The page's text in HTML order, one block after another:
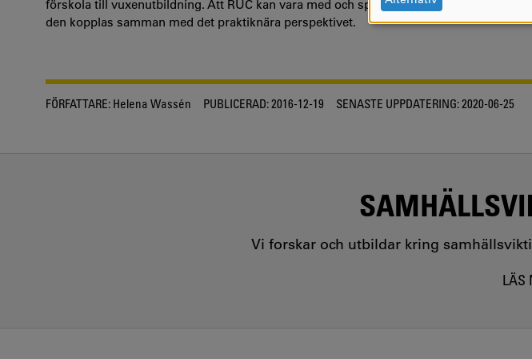
förskola till vuxenutbildning. Att RUC kan vara med och sprida forskning tror jag är
den kopplas samman med det praktiknära perspektivet.
FÖRFATTARE: Helena Wassén PUBLICERAD:2016-12-19 SENASTE UPPDATERING:2020-06-25
Vi forskar och utbildar kring
LÄS
COOKIES